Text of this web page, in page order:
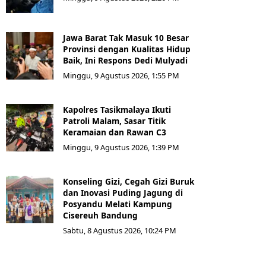
Jawa Barat Tak Masuk 10 Besar
Provinsi dengan Kualitas Hidup
Baik, Ini Respons Dedi Mulyadi
Minggu, 9 Agustus 2026, 1:55 PM
Kapolres Tasikmalaya Ikuti
Patroli Malam, Sasar Titik
Keramaian dan Rawan C3
Minggu, 9 Agustus 2026, 1:39 PM
Konseling Gizi, Cegah Gizi Buruk
dan Inovasi Puding Jagung di
Posyandu Melati Kampung
Cisereuh Bandung
Sabtu, 8 Agustus 2026, 10:24 PM